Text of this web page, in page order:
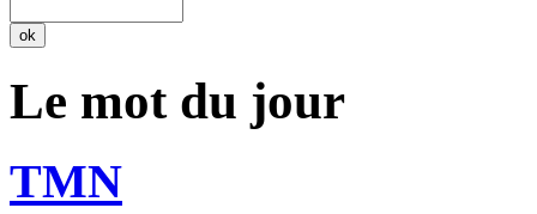
Le mot du jour
TMN